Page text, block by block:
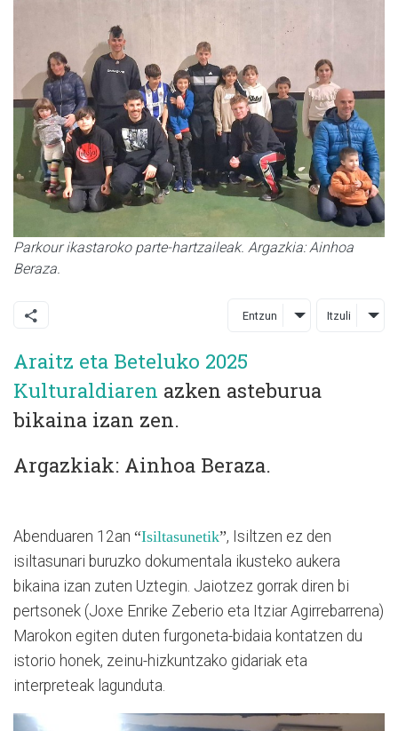
Parkour ikastaroko parte-hartzaileak. Argazkia: Ainhoa
Beraza.
Entzun Itzuli
Araitz eta Beteluko 2025
Kulturaldiaren azken asteburua
bikaina izan zen.
Argazkiak: Ainhoa Beraza.
Abenduaren 12an “Isiltasunetik”, Isiltzen ez den
isiltasunari buruzko dokumentala ikusteko aukera
bikaina izan zuten Uztegin. Jaiotzez gorrak diren bi
pertsonek (Joxe Enrike Zeberio eta Itziar Agirrebarrena)
Marokon egiten duten furgoneta-bidaia kontatzen du
istorio honek, zeinu-hizkuntzako gidariak eta
interpreteak lagunduta.